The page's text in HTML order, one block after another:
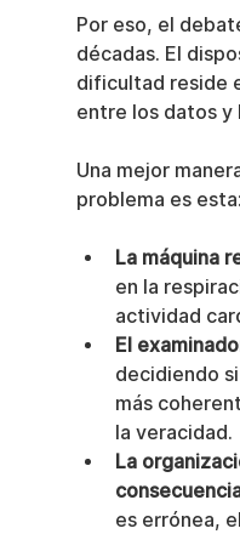
Por eso, el
décadas. El
dificultad reside
entre los datos y
Una mejor
problema es esta:
La máquina
en la
actividad
El
decidiendo
más
la veracidad.
La
es errónea,